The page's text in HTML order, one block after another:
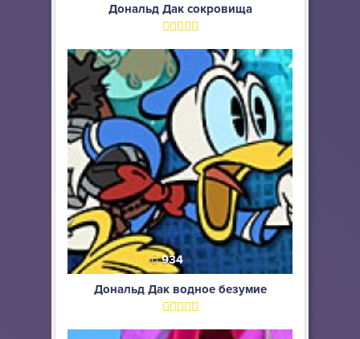
Дональд Дак сокровища
934
Дональд Дак водное безумие